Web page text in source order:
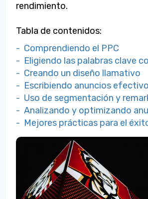
rendimiento.
Tabla de contenidos:
- Comprendiendo el PPC
- Eligiendo las palabras clave
- Creando un diseño llamativo
- Escribiendo anuncios
- Uso de segmentación y
- Analizando y optimizando
- Mejores prácticas para el